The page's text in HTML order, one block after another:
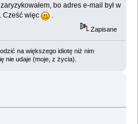
bo adres e-mail był w
. Cześć więc .
Zapisane
na większego idiotę niż nim
nie udaje (moje, z życia).